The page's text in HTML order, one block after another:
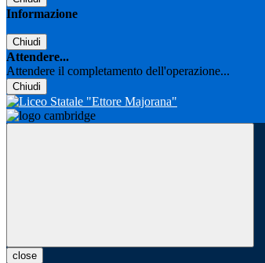
Informazione
Chiudi
Attendere...
Attendere il completamento dell'operazione...
Chiudi
close